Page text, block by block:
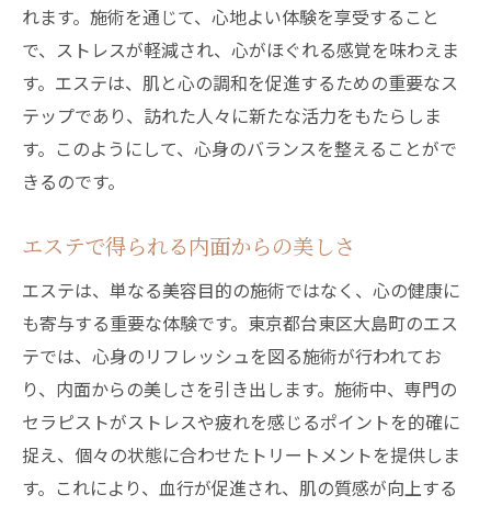
れます。施術を通じて、心地よい体験を享受すること
で、ストレスが軽減され、心がほぐれる感覚を味わえま
す。エステは、肌と心の調和を促進するための重要なス
テップであり、訪れた人々に新たな活力をもたらしま
す。このようにして、心身のバランスを整えることがで
きるのです。
エステで得られる内面からの美しさ
エステは、単なる美容目的の施術ではなく、心の健康に
も寄与する重要な体験です。東京都台東区大島町のエス
テでは、心身のリフレッシュを図る施術が行われてお
り、内面からの美しさを引き出します。施術中、専門の
セラピストがストレスや疲れを感じるポイントを的確に
捉え、個々の状態に合わせたトリートメントを提供しま
す。これにより、血行が促進され、肌の質感が向上する